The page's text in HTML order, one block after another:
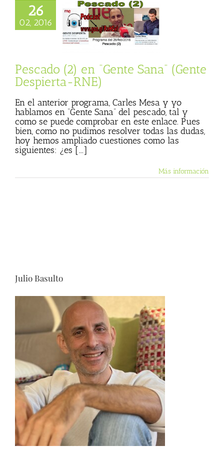
26
02, 2016
(2) en “Gente
Despierta-
Pescado (2) en “Gente Sana” (Gente
Despierta-RNE)
En el anterior programa, Carles Mesa y yo
hablamos en “Gente Sana” del pescado, tal y
como se puede comprobar en este enlace. Pues
bien, como no pudimos resolver todas las dudas,
hoy hemos ampliado cuestiones como las
siguientes: ¿es [...]
Más información
Julio Basulto